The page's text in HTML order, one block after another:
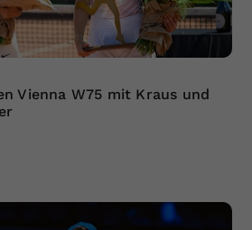
Vienna W75 mit Kraus und